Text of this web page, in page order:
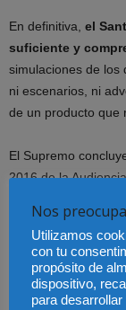
En definitiva, el
suficiente y
simulaciones de los
ni escenarios, ni
de un producto que
El Supremo
2016 de la
Aranjuez.
“La sentencia es
doctrina sobre los
obligaciones
liberación
Nos
Utilizamos
con tu
propósito de
dispositivo,
para